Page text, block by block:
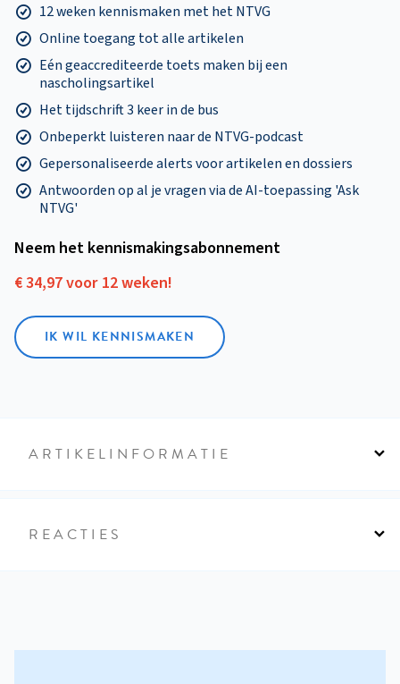
12 weken kennismaken met het NTVG
Online toegang tot alle artikelen
Eén geaccrediteerde toets maken bij een
nascholingsartikel
Het tijdschrift 3 keer in de bus
Onbeperkt luisteren naar de NTVG-podcast
Gepersonaliseerde alerts voor artikelen en dossiers
Antwoorden op al je vragen via de AI-toepassing 'Ask
NTVG'
Neem het kennismakings­abonnement
€ 34,97 voor 12 weken!
IK WIL KENNISMAKEN
ARTIKELINFORMATIE
REACTIES